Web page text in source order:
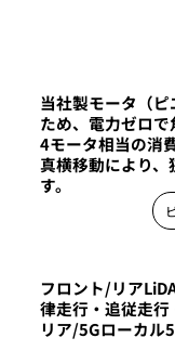
フロント/リア
律走行・追従走
リア/5Gローカル
当社製モータ（
ため、電力ゼロ
4モータ相当の消
真横移動により
す。